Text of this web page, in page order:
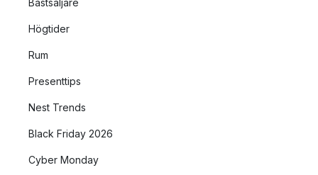
Bästsäljare
Högtider
Rum
Presenttips
Nest Trends
Black Friday 2026
Cyber Monday